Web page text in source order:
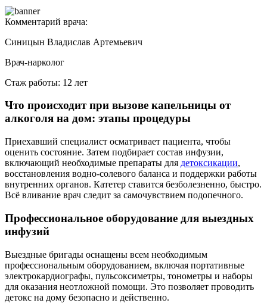
Комментарий врача:
Синицын Владислав Артемьевич
Врач-нарколог
Стаж работы: 12 лет
Что происходит при вызове капельницы от
алкоголя на дом: этапы процедуры
Приехавший специалист осматривает пациента, чтобы
оценить состояние. Затем подбирает состав инфузии,
включающий необходимые препараты для детоксикации,
восстановления водно-солевого баланса и поддержки работы
внутренних органов. Катетер ставится безболезненно, быстро.
Всё вливание врач следит за самочувствием подопечного.
Профессиональное оборудование для выездных
инфузий
Выездные бригады оснащены всем необходимым
профессиональным оборудованием, включая портативные
электрокардиографы, пульсоксиметры, тонометры и наборы
для оказания неотложной помощи. Это позволяет проводить
детокс на дому безопасно и действенно.